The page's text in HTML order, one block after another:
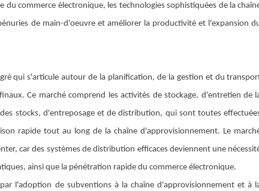
du commerce électronique, les technologies sophistiquées de la
de main-d'oeuvre et améliorer la productivité et l'expansion
qui s'articule autour de la planification, de la gestion et du
Ce marché comprend les activités de stockage, d'entretien de
stocks, d'entreposage et de distribution, qui sont toutes
rapide tout au long de la chaîne d'approvisionnement. Le
car des systèmes de distribution efficaces deviennent une
ainsi que la pénétration rapide du commerce électronique.
l'adoption de subventions à la chaîne d'approvisionnement et à